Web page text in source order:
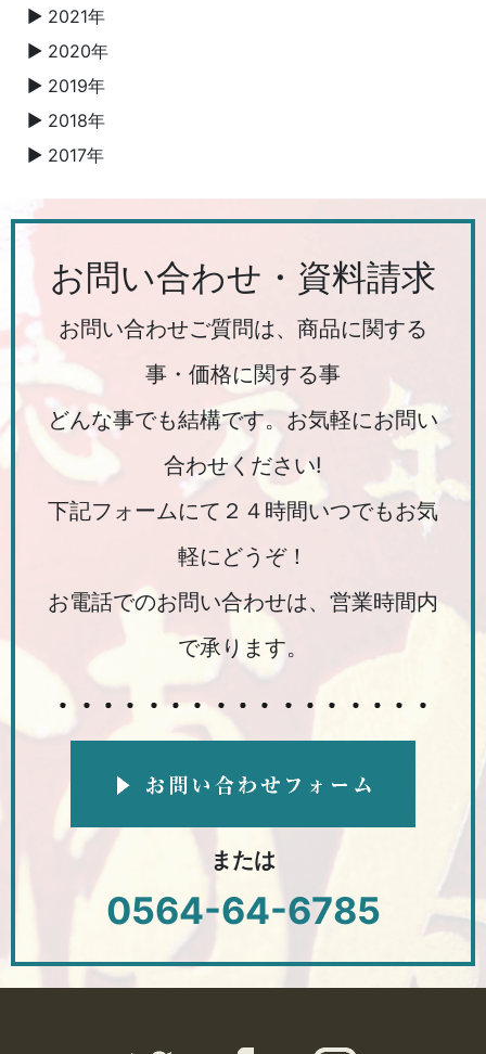
▼ 2021年
▼ 2020年
▼ 2019年
▼ 2018年
▼ 2017年
お問い合わせ・資料請求
お問い合わせご質問は、商品に関する
事・価格に関する事
どんな事でも結構です。お気軽にお問い
合わせください!
下記フォームにて２４時間いつでもお気
軽にどうぞ！
お電話でのお問い合わせは、営業時間内
で承ります。
または
0564-64-6785